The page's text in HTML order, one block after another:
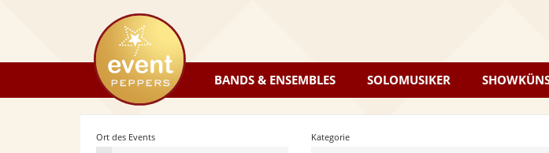
eventpeppers
BANDS & ENSEMBLES SOLOMUSIKER
Ort des Events
Radius Kategorie